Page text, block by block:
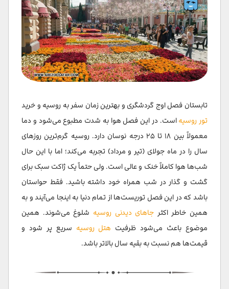
تابستان فصل اوج گردشگری و بهترین زمان سفر به روسیه و خرید
تور روسیهاست. در این فصل هوا به شدت مطبوع می‌شود و دما
معمولاً بین ۱۸ تا ۲۵ درجه نوسان دارد. روسیه گرم‌ترین روزهای
سال را در ماه جولای (تیر و مرداد) تجربه می‌کند؛ اما با این حال
شب‌ها هوا کاملاً خنک و عالی است. ولی حتماً یک ژاکت سبک برای
گشت و گذار در شب‌ همراه خود داشته باشید. فقط حواستان
باشد که در این فصل توریست‌ها از تمام دنیا به اینجا می‌آیند و به
همین خاطر اکثر جاهای دیدنی روسیه شلوغ می‌شوند. همین
موضوع باعث می‌شود ظرفیت هتل‌ روسیه سریع پر شود و
قیمت‌ها هم نسبت به بقیه سال بالاتر باشد.